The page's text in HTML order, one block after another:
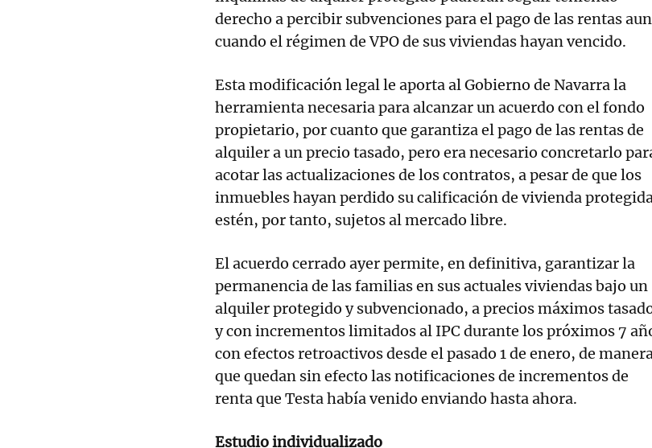
derecho a percibir subvenciones para el pago de las rentas aun
cuando el régimen de VPO de sus viviendas hayan vencido.
Esta modificación legal le aporta al Gobierno de Navarra la
herramienta necesaria para alcanzar un acuerdo con el fondo
propietario, por cuanto que garantiza el pago de las rentas de
alquiler a un precio tasado, pero era necesario concretarlo
acotar las actualizaciones de los contratos, a pesar de que los
inmuebles hayan perdido su calificación de vivienda
estén, por tanto, sujetos al mercado libre.
El acuerdo cerrado ayer permite, en definitiva, garantizar la
permanencia de las familias en sus actuales viviendas bajo un
alquiler protegido y subvencionado, a precios máximos
y con incrementos limitados al IPC durante los próximos 7
con efectos retroactivos desde el pasado 1 de enero, de
que quedan sin efecto las notificaciones de incrementos de
renta que Testa había venido enviando hasta ahora.
Estudio individualizado